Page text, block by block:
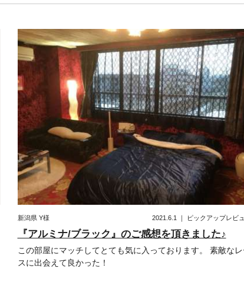
新潟県 Y様 2021.6.1 ピックアップレビ
『アルミナ/ブラック』のご感想を頂きました♪
この部屋にマッチしてとても気に入っております。 素敵なレ
スに出会えて良かった！